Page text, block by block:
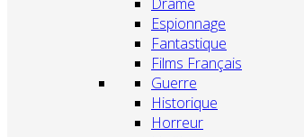
Espionnage
Fantastique
Films Français
Guerre
Historique
Horreur